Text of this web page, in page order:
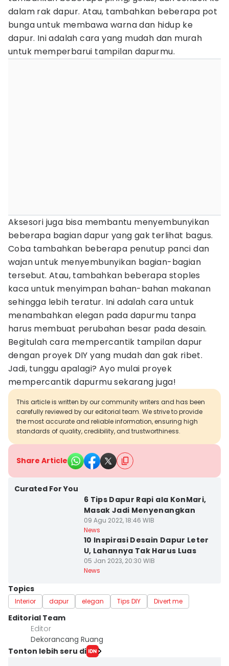
dalam rak dapur. Atau, tambahkan beberapa pot
bunga untuk membawa warna dan hidup ke
dapur. Ini adalah cara yang mudah dan murah
untuk memperbarui tampilan dapurmu.
Aksesori juga bisa membantu menyembunyikan
beberapa bagian dapur yang gak terlihat bagus.
Coba tambahkan beberapa penutup panci dan
wajan untuk menyembunyikan bagian-bagian
tersebut. Atau, tambahkan beberapa stoples
kaca untuk menyimpan bahan-bahan makanan
sehingga lebih teratur. Ini adalah cara untuk
menambahkan elegan pada dapurmu tanpa
harus membuat perubahan besar pada desain.
Begitulah cara mempercantik tampilan dapur
dengan proyek DIY yang mudah dan gak ribet.
Jadi, tunggu apalagi? Ayo mulai proyek
mempercantik dapurmu sekarang juga!
This article is written by our community writers and has been
carefully reviewed by our editorial team. We strive to provide
the most accurate and reliable information, ensuring high
standards of quality, credibility, and trustworthiness.
Share Article
Curated For You
6 Tips Dapur Rapi ala KonMari,
Masak Jadi Menyenangkan
09 Agu 2022, 18:46 WIB
News
10 Inspirasi Desain Dapur Leter
U, Lahannya Tak Harus Luas
05 Jan 2023, 20:30 WIB
News
Topics
Interior dapur elegan Tips DIY Divert me
Editorial Team
Editor
Dekorancang Ruang
Tonton lebih seru di